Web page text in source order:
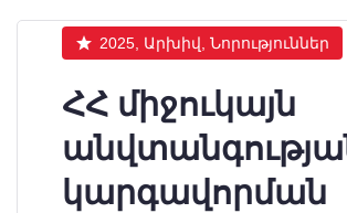
2025, Արխիվ, Նորություններ
ՀՀ միջուկայն
կարգավորման